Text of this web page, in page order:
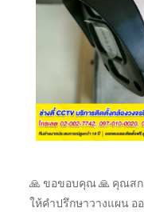
🙏 ขอขอบคุณ 🙏 คุณสก
ให้คำปรึกษาวางแผน อ